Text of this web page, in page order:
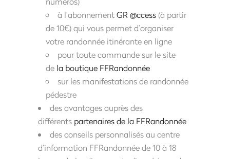
à l’abonnementGR @ccess (à partir
de 10€) qui vous permet d’organiser
votre randonnée itinérante en ligne
pour toute commande sur le site
de la boutique FFRandonnée
sur les manifestations de randonnée
pédestre
des avantages auprès des
différents partenaires de la FFRandonnée
des conseils personnalisés au centre
d’information FFRandonnée de 10 à 18